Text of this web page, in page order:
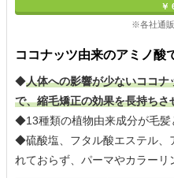
￥
※各社通
ココナッツ由来のアミノ酸
◆人体への影響が少ないココナ
で、縮毛矯正の効果を長持ち
◆13種類の植物由来成分が毛髪
◆硫酸塩、フタル酸エステル、
れておらず、パーマやカラー